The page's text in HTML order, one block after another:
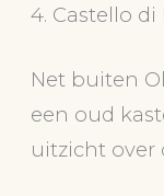
4. Castello di
Net buiten
een oud
uitzicht over